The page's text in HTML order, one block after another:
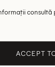
consultă
ACCEPT